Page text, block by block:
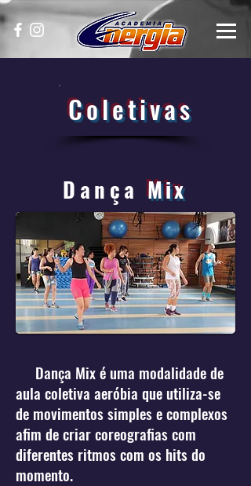
Coletivas
Dança Mix
Dança Mix é uma modalidade de
aula coletiva aeróbia que utiliza-se
de movimentos simples e complexos
afim de criar coreografias com
diferentes ritmos com os hits do
momento.